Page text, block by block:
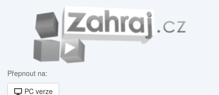
Přepnout na:
PC verze